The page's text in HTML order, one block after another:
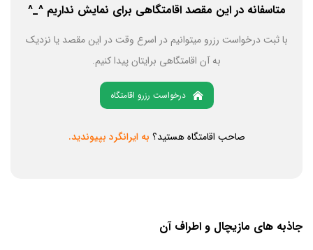
متاسفانه در این مقصد اقامتگاهی برای نمایش نداریم ^_^
با ثبت درخواست رزرو میتوانیم در اسرع وقت در این مقصد یا نزدیک
به آن اقامتگاهی برایتان پیدا کنیم.
درخواست رزرو اقامتگاه
صاحب اقامتگاه هستید؟ به ایرانگرد بپیوندید.
جاذبه های مازیچال و اطراف آن